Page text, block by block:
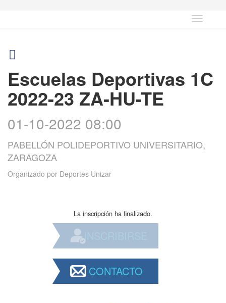
Idioma
Escuelas Deportivas 1C
2022-23 ZA-HU-TE
01-10-2022 08:00
PABELLÓN POLIDEPORTIVO UNIVERSITARIO,
ZARAGOZA
Organizado por Deportes Unizar
La inscripción ha finalizado.
INSCRIBIRSE
CONTACTO